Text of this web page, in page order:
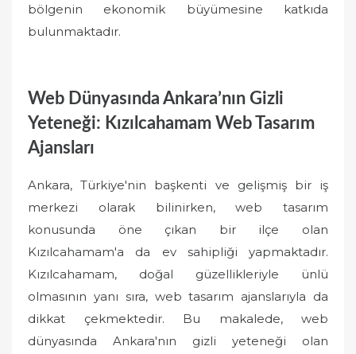
bölgenin ekonomik büyümesine katkıda
bulunmaktadır.
Web Dünyasında Ankara’nın Gizli
Yeteneği: Kızılcahamam Web Tasarım
Ajansları
Ankara, Türkiye'nin başkenti ve gelişmiş bir iş
merkezi olarak bilinirken, web tasarım
konusunda öne çıkan bir ilçe olan
Kızılcahamam'a da ev sahipliği yapmaktadır.
Kızılcahamam, doğal güzellikleriyle ünlü
olmasının yanı sıra, web tasarım ajanslarıyla da
dikkat çekmektedir. Bu makalede, web
dünyasında Ankara'nın gizli yeteneği olan